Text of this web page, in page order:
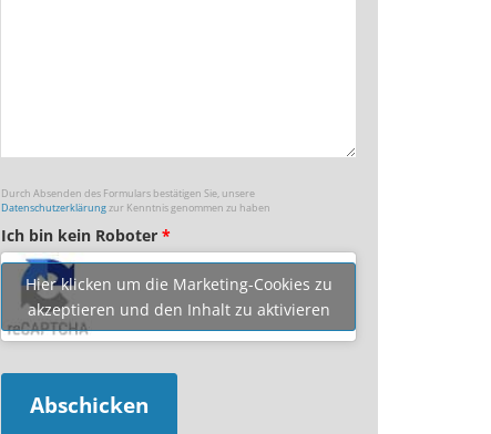
Durch Absenden des Formulars bestätigen Sie, unsere
Datenschutzerklärungzur Kenntnis genommen zu haben
Ich bin kein Roboter *
Hier klicken um die Marketing-Cookies zu
akzeptieren und den Inhalt zu aktivieren